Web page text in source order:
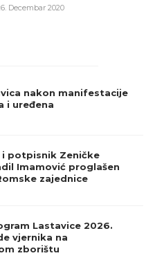
Decembar 2020
nakon manifestacije
i uređena
potpisnik Zeničke
Imamović proglašen
zajednice
Lastavice 2026.
vjernika na
zborištu